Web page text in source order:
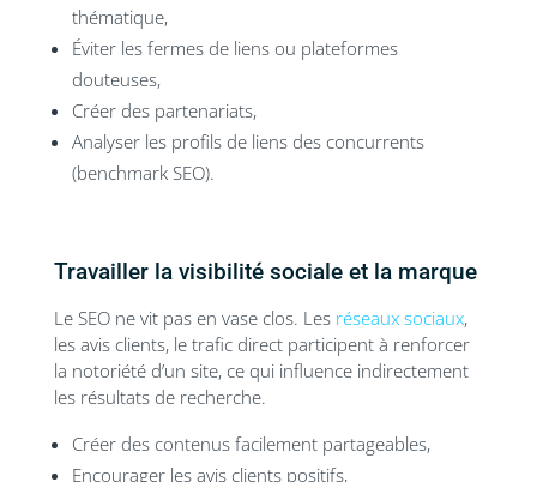
thématique,
Éviter les fermes de liens ou plateformes
douteuses,
Créer des partenariats,
Analyser les profils de liens des concurrents
(benchmark SEO).
Travailler la visibilité sociale et la marque
Le SEO ne vit pas en vase clos. Les réseaux sociaux,
les avis clients, le trafic direct participent à renforcer
la notoriété d’un site, ce qui influence indirectement
les résultats de recherche.
Créer des contenus facilement partageables,
Encourager les avis clients positifs,